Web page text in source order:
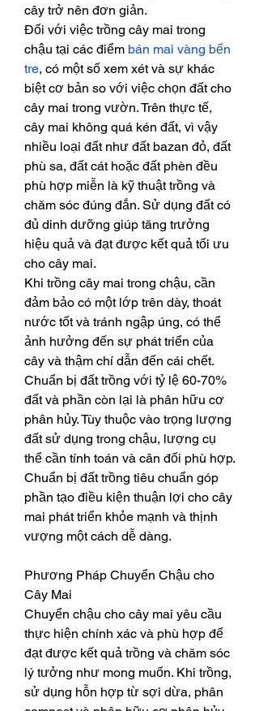
cây trở nên đơn giản.
Đối với việc trồng cây mai trong
chậu tại các điểm bán mai vàng bến
tre, có một số xem xét và sự khác
biệt cơ bản so với việc chọn đất cho
cây mai trong vườn. Trên thực tế,
cây mai không quá kén đất, vì vậy
nhiều loại đất như đất bazan đỏ, đất
phù sa, đất cát hoặc đất phèn đều
phù hợp miễn là kỹ thuật trồng và
chăm sóc đúng đắn. Sử dụng đất có
đủ dinh dưỡng giúp tăng trưởng
hiệu quả và đạt được kết quả tối ưu
cho cây mai.
Khi trồng cây mai trong chậu, cần
đảm bảo có một lớp trên dày, thoát
nước tốt và tránh ngập úng, có thể
ảnh hưởng đến sự phát triển của
cây và thậm chí dẫn đến cái chết.
Chuẩn bị đất trồng với tỷ lệ 60-70%
đất và phần còn lại là phân hữu cơ
phân hủy. Tùy thuộc vào trọng lượng
đất sử dụng trong chậu, lượng cụ
thể cần tính toán và cân đối phù hợp.
Chuẩn bị đất trồng tiêu chuẩn góp
phần tạo điều kiện thuận lợi cho cây
mai phát triển khỏe mạnh và thịnh
vượng một cách dễ dàng.
Phương Pháp Chuyển Chậu cho
Cây Mai
Chuyển chậu cho cây mai yêu cầu
thực hiện chính xác và phù hợp để
đạt được kết quả trồng và chăm sóc
lý tưởng như mong muốn. Khi trồng,
sử dụng hỗn hợp từ sợi dừa, phân